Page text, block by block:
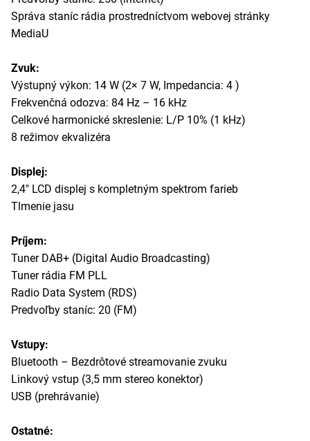
Správa staníc rádia prostredníctvom webovej stránky
MediaU
Zvuk:
Výstupný výkon: 14 W (2× 7 W, Impedancia: 4 )
Frekvenčná odozva: 84 Hz – 16 kHz
Celkové harmonické skreslenie: L/P 10% (1 kHz)
8 režimov ekvalizéra
Displej:
2,4" LCD displej s kompletným spektrom farieb
Tlmenie jasu
Príjem:
Tuner DAB+ (Digital Audio Broadcasting)
Tuner rádia FM PLL
Radio Data System (RDS)
Predvoľby staníc: 20 (FM)
Vstupy:
Bluetooth – Bezdrôtové streamovanie zvuku
Linkový vstup (3,5 mm stereo konektor)
USB (prehrávanie)
Ostatné: